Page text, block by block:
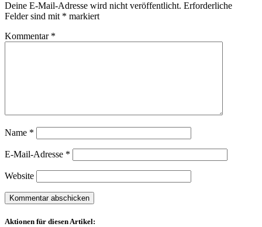
Deine E-Mail-Adresse wird nicht veröffentlicht. Erforderliche
Felder sind mit * markiert
Kommentar *
Name *
E-Mail-Adresse *
Website
Aktionen für diesen Artikel: